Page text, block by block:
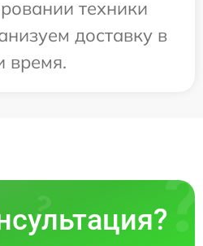
техники
доставку в
время.